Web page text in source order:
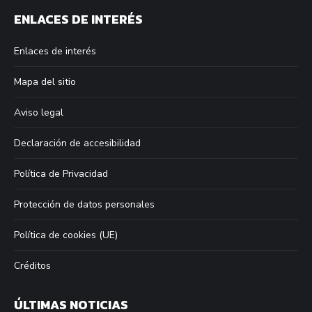
opens
new
window
opens
new
window
opens
new
window
opens
new
ENLACES DE INTERÉS
Enlaces de interés
Mapa del sitio
Aviso legal
Declaración de accesibilidad
Política de Privacidad
Protección de datos personales
Política de cookies (UE)
Créditos
ÚLTIMAS NOTICIAS